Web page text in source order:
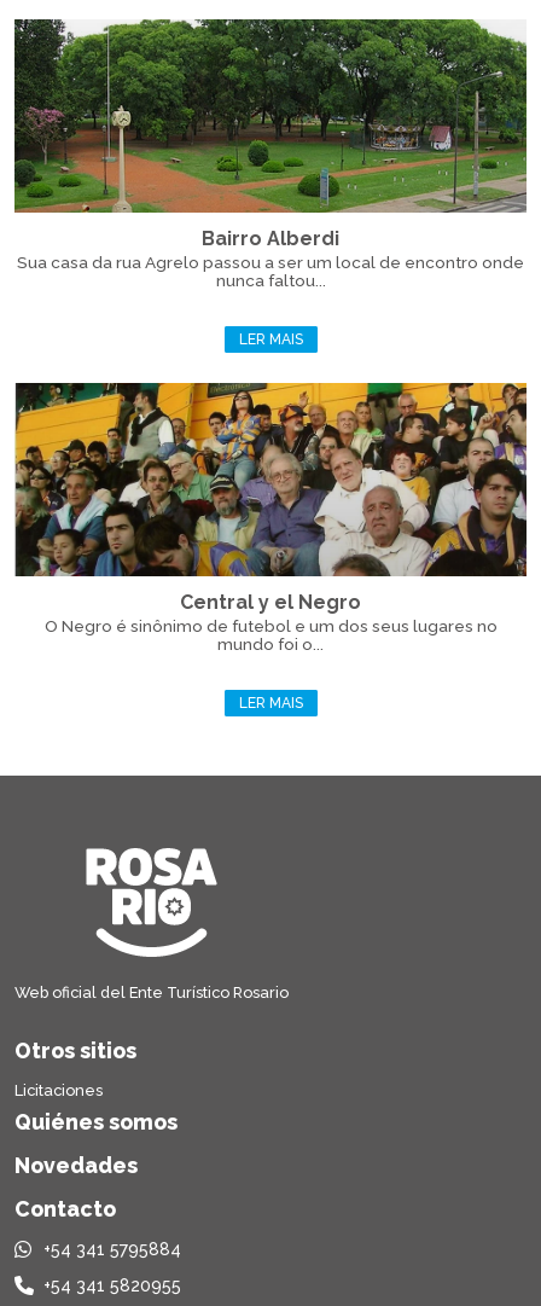
Bairro Alberdi
Sua casa da rua Agrelo passou a ser um local de encontro onde
nunca faltou...
LER MAIS
Central y el Negro
O Negro é sinônimo de futebol e um dos seus lugares no
mundo foi o...
LER MAIS
Web oficial del Ente Turístico Rosario
Otros sitios
Licitaciones
Quiénes somos
Novedades
Contacto
+54 341 5795884
+54 341 5820955